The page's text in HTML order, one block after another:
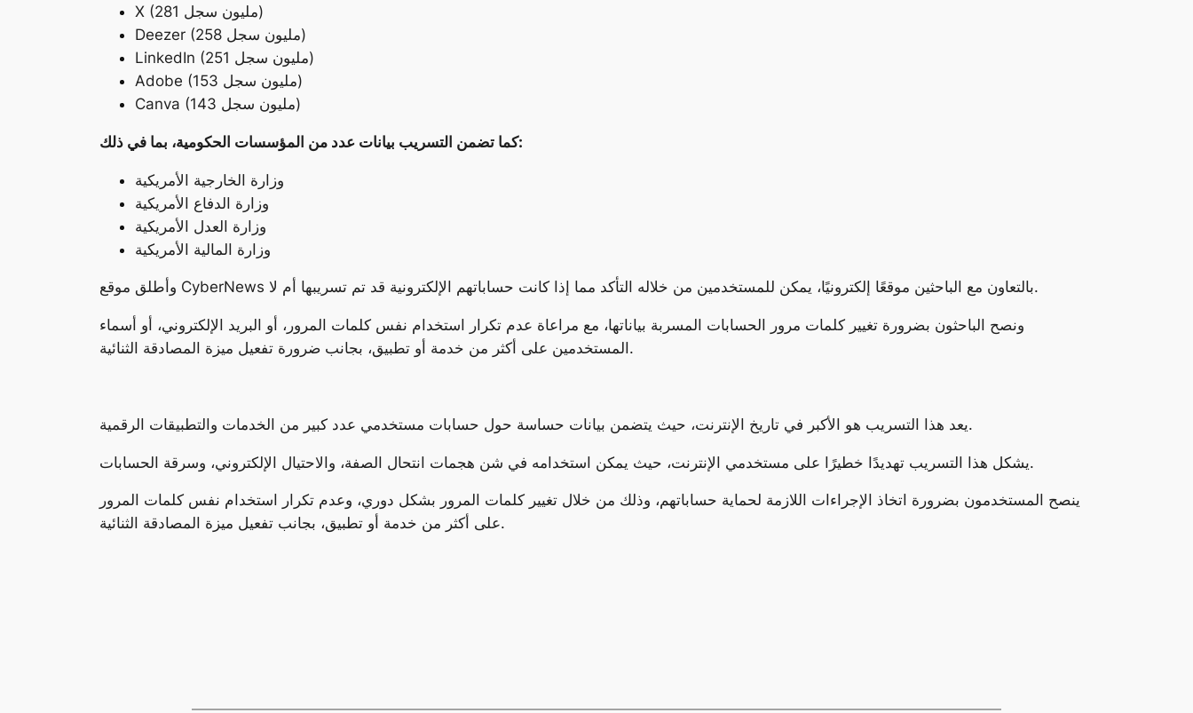
X (281 مليون سجل)
Deezer (258 مليون سجل)
LinkedIn (251 مليون سجل)
Adobe (153 مليون سجل)
Canva (143 مليون سجل)
كما تضمن التسريب بيانات عدد من المؤسسات الحكومية، بما في ذلك:
وزارة الخارجية الأمريكية
وزارة الدفاع الأمريكية
وزارة العدل الأمريكية
وزارة المالية الأمريكية
وأطلق موقع CyberNews بالتعاون مع الباحثين موقعًا إلكترونيًا، يمكن للمستخدمين من خلاله التأكد مما إذا كانت حساباتهم الإلكترونية قد تم تسريبها أم لا.
ونصح الباحثون بضرورة تغيير كلمات مرور الحسابات المسربة بياناتها، مع مراعاة عدم تكرار استخدام نفس كلمات المرور، أو البريد الإلكتروني، أو أسماء
المستخدمين على أكثر من خدمة أو تطبيق، بجانب ضرورة تفعيل ميزة المصادقة الثنائية.
يعد هذا التسريب هو الأكبر في تاريخ الإنترنت، حيث يتضمن بيانات حساسة حول حسابات مستخدمي عدد كبير من الخدمات والتطبيقات الرقمية.
يشكل هذا التسريب تهديدًا خطيرًا على مستخدمي الإنترنت، حيث يمكن استخدامه في شن هجمات انتحال الصفة، والاحتيال الإلكتروني، وسرقة الحسابات.
ينصح المستخدمون بضرورة اتخاذ الإجراءات اللازمة لحماية حساباتهم، وذلك من خلال تغيير كلمات المرور بشكل دوري، وعدم تكرار استخدام نفس كلمات المرور
على أكثر من خدمة أو تطبيق، بجانب تفعيل ميزة المصادقة الثنائية.